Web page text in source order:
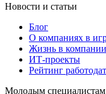
Новости и статьи
Блог
О компаниях в
Жизнь в компании
ИТ-проекты
Рейтинг
Молодым специалистам